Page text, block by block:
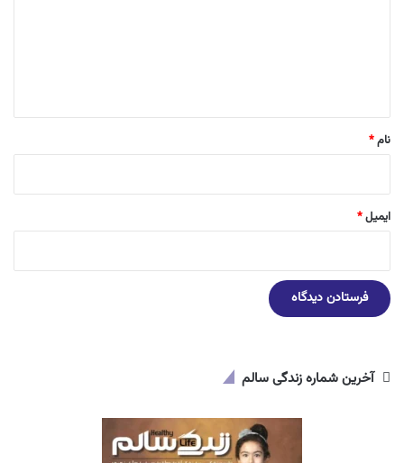
نام*
ایمیل*
آخرین شماره زندگی سالم